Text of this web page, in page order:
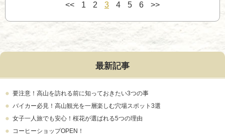
<< 1 2 3 4 5 6 >>
最新記事
要注意！高山を訪れる前に知っておきたい3つの事
バイカー必見！高山観光を一層楽しむ穴場スポット3選
女子一人旅でも安心！桜花が選ばれる5つの理由
コーヒーショップOPEN！